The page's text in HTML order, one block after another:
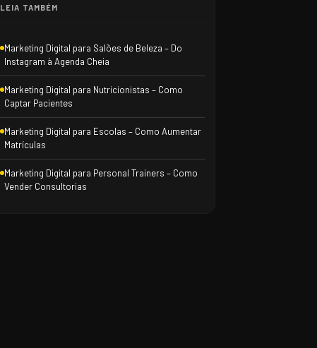
LEIA TAMBÉM
Marketing Digital para Salões de Beleza – Do
Instagram à Agenda Cheia
Marketing Digital para Nutricionistas – Como
Captar Pacientes
Marketing Digital para Escolas – Como Aumentar
Matrículas
Marketing Digital para Personal Trainers – Como
Vender Consultorias